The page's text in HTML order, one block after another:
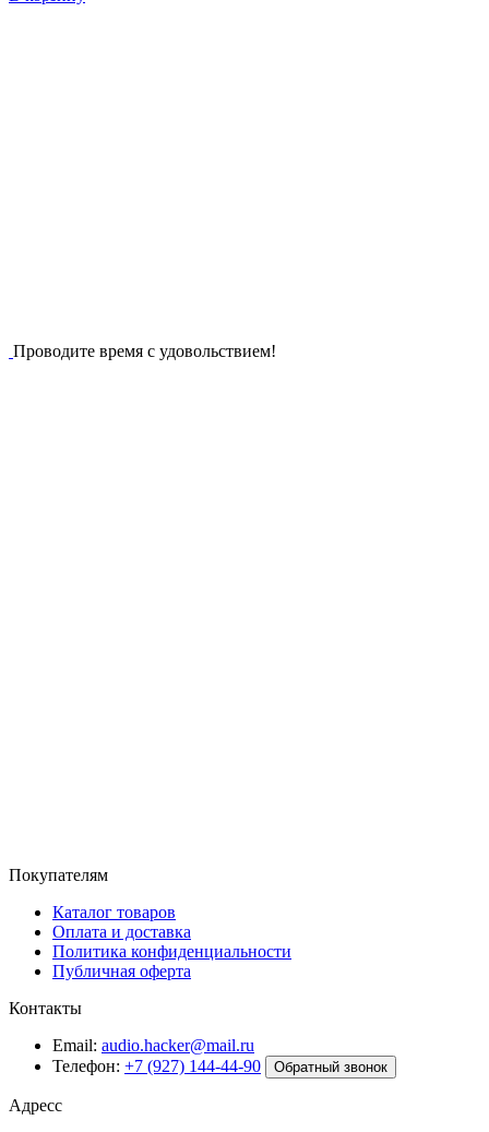
Проводите время с удовольствием!
Покупателям
Каталог товаров
Оплата и доставка
Политика конфиденциальности
Публичная оферта
Контакты
Email: audio.hacker@mail.ru
Телефон: +7 (927) 144-44-90 Обратный звонок
Адресс